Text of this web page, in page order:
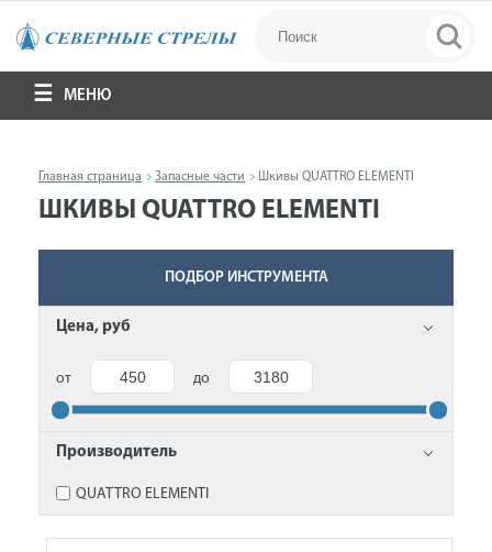
МЕНЮ
Главная страница Запасные части Шкивы QUATTRO ELEMENTI
ШКИВЫ QUATTRO ELEMENTI
ПОДБОР ИНСТРУМЕНТА
Цена, руб
от до
Производитель
QUATTRO ELEMENTI